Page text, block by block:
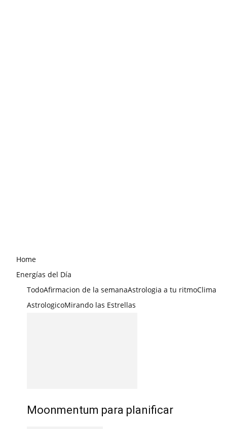
Home
Energías del Día
TodoAfirmacion de la semanaAstrologia a tu ritmoClima
AstrologicoMirando las Estrellas
Moonmentum para planificar